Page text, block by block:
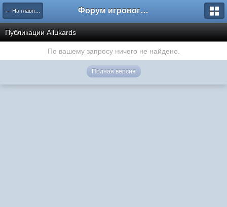
← На главную Форум игрового проекта Riverrise
Публикации Аllukards
По вашему запросу ничего не найдено.
Полная версия